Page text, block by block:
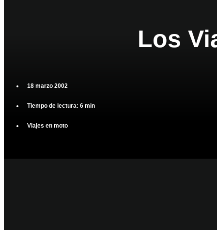
Los
18 marzo 2002
Tiempo de lectura: 6 min
Viajes en moto